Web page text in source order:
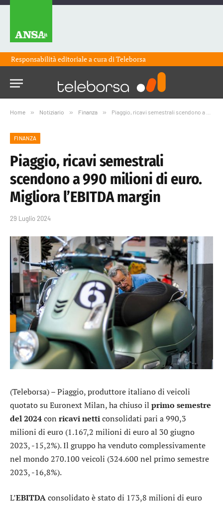
Responsabilità editoriale a cura diTeleborsa
Home » Notiziario » Finanza » Piaggio, ricavi semestrali scendono a 990 milioni di euro. Migliora l’EBITDA margin
FINANZA
Piaggio, ricavi semestrali
scendono a 990 milioni di euro.
Migliora l’EBITDA margin
29 Luglio 2024
(Teleborsa) –Piaggio, produttore italiano di veicoli
quotato su Euronext Milan, ha chiuso il primo semestre
del 2024con ricavi netticonsolidati pari a 990,3
milioni di euro (1.167,2 milioni di euro al 30 giugno
2023, -15,2%). Il gruppo ha venduto complessivamente
nel mondo 270.100 veicoli (324.600 nel primo semestre
2023, -16,8%).
L’EBITDAconsolidato è stato di 173,8 milioni di euro